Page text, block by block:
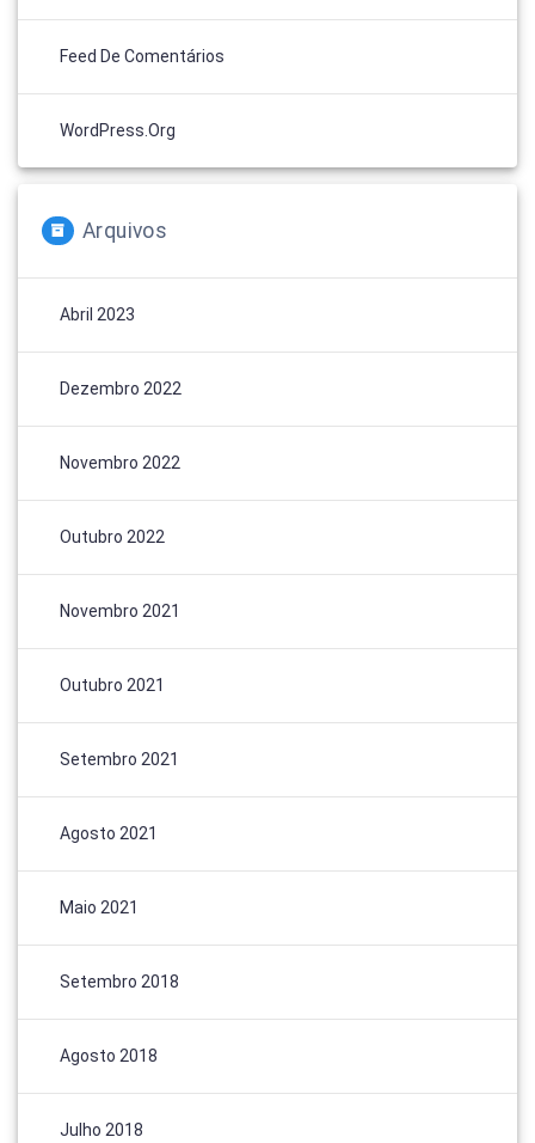
Feed De Comentários
WordPress.org
Arquivos
Abril 2023
Dezembro 2022
Novembro 2022
Outubro 2022
Novembro 2021
Outubro 2021
Setembro 2021
Agosto 2021
Maio 2021
Setembro 2018
Agosto 2018
Julho 2018